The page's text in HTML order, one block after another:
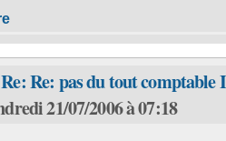
Re: pas du tout comptable
21/07/2006 à 07:18